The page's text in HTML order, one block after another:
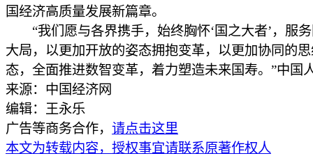
国经济高质量发展新篇章。
“我们愿与各界携手，始终胸怀‘国之大者’，服
大局，以更加开放的姿态拥抱变革，以更加协同的
态，全面推进数智变革，着力塑造未来国寿。”中国
来源：中国经济网
编辑：王永乐
广告等商务合作， 请点击这里
本文为转载内容，授权事宜请联系原著作权人